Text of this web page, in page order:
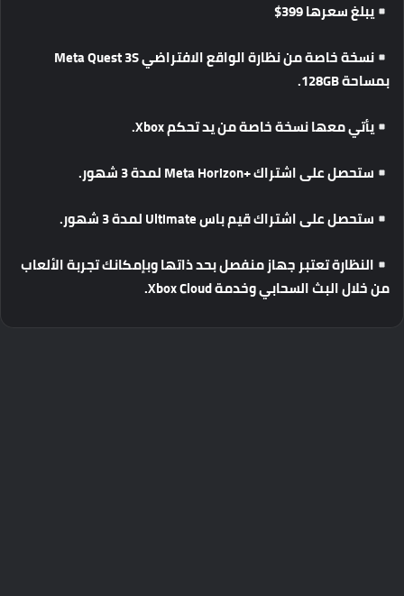
يبلغسعرها399$
نسخةخاصةمننظارةالواقعالافتراضيMeta Quest 3S
بمساحة
يأتيمعهانسخةخاصةمنيدتحكمXbox.
ستحصلعلىاشتراك+Meta Horizon لمدة3 شهور.
ستحصلعلىاشتراكقيمباسUltimate لمدة3 شهور.
النظارةتعتبرجهازمنفصلبحدذاتهاوبإمكانكتجربةالألعاب
منخلالالبثالسحابيوخدمة